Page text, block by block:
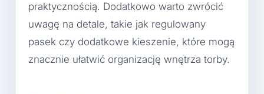
praktycznością. Dodatkowo warto zwrócić
uwagę na detale, takie jak regulowany
pasek czy dodatkowe kieszenie, które mogą
znacznie ułatwić organizację wnętrza torby.